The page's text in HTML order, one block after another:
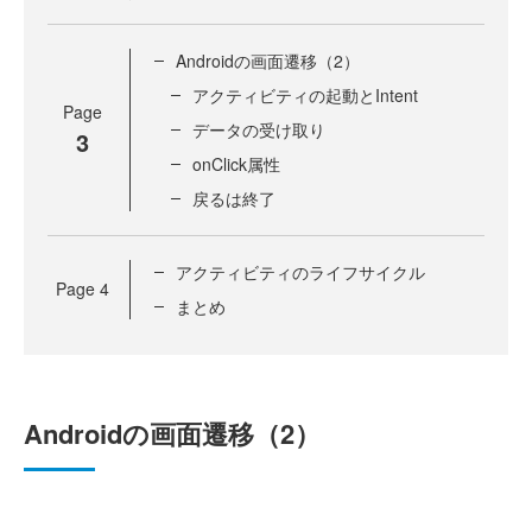
Page
3
Androidの画面遷移（2）
アクティビティの起動とIntent
データの受け取り
onClick属性
戻るは終了
Page 4
アクティビティのライフサイクル
まとめ
Androidの画面遷移（2）